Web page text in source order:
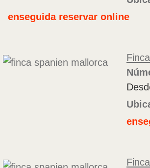
enseguida reservar online